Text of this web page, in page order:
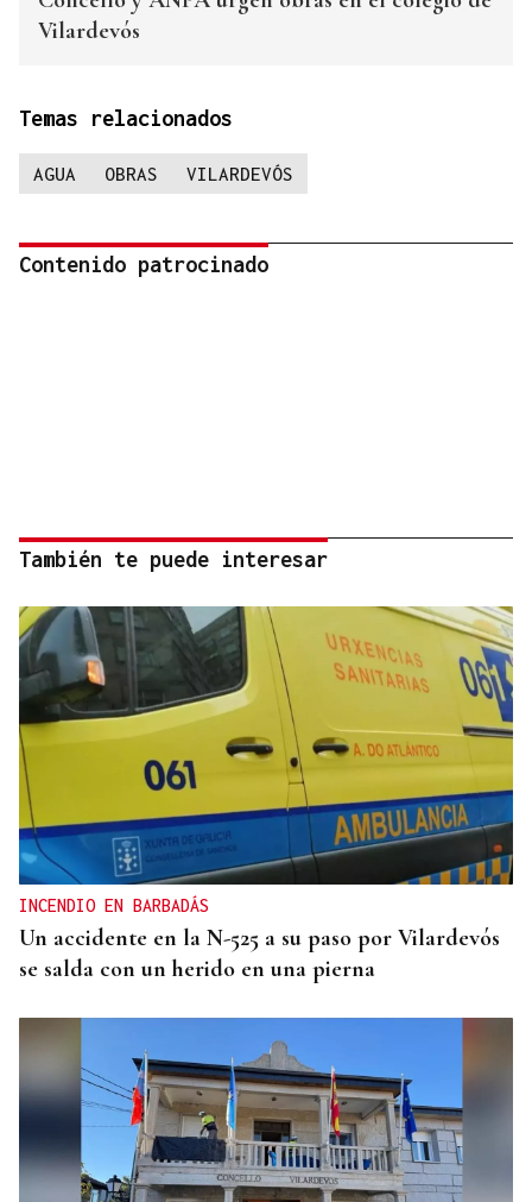
Vilardevós
Temas relacionados
AGUA OBRAS VILARDEVÓS
Contenido patrocinado
También te puede interesar
INCENDIO EN BARBADÁS
Un accidente en la N-525 a su paso por Vilardevós
se salda con un herido en una pierna